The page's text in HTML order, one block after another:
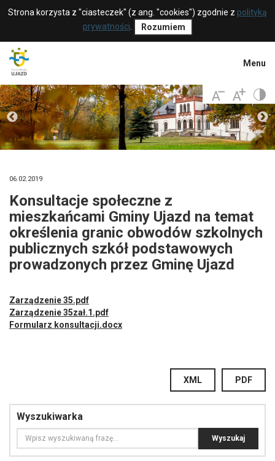
Strona korzysta z "ciasteczek" (z ang. "cookies") zgodnie z polityką
prywatności
Rozumiem
Menu
06.02.2019
Konsultacje społeczne z
mieszkańcami Gminy Ujazd na temat
określenia granic obwodów szkolnych
publicznych szkół podstawowych
prowadzonych przez Gminę Ujazd
Zarządzenie 35.pdf
Zarządzenie 35zał.1.pdf
Formularz konsultacji.docx
PDF
XML
Wyszukiwarka